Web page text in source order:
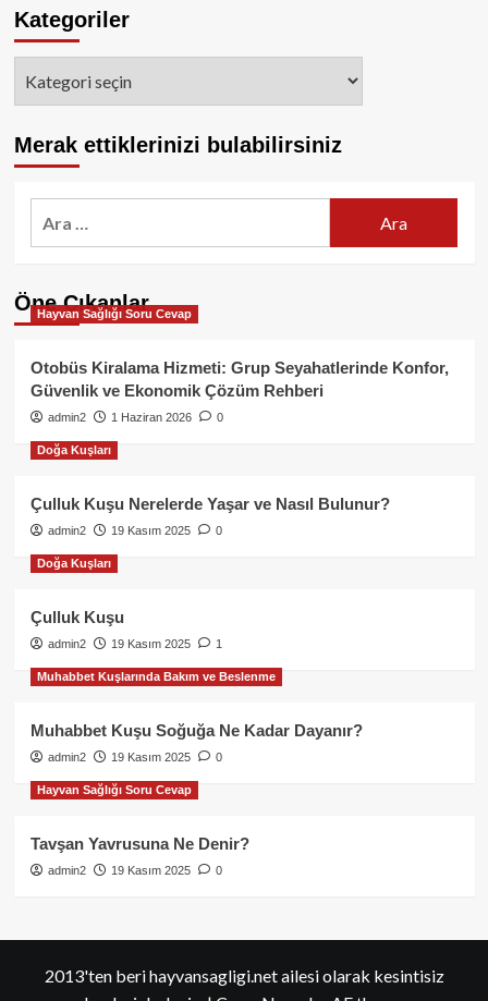
Kategoriler
Merak ettiklerinizi bulabilirsiniz
Öne Çıkanlar
Hayvan Sağlığı Soru Cevap
Otobüs Kiralama Hizmeti: Grup Seyahatlerinde Konfor,
Güvenlik ve Ekonomik Çözüm Rehberi
admin2 1 Haziran 2026 0
Doğa Kuşları
Çulluk Kuşu Nerelerde Yaşar ve Nasıl Bulunur?
admin2 19 Kasım 2025 0
Doğa Kuşları
Çulluk Kuşu
admin2 19 Kasım 2025 1
Muhabbet Kuşlarında Bakım ve Beslenme
Muhabbet Kuşu Soğuğa Ne Kadar Dayanır?
admin2 19 Kasım 2025 0
Hayvan Sağlığı Soru Cevap
Tavşan Yavrusuna Ne Denir?
admin2 19 Kasım 2025 0
2013'ten beri hayvansagligi.net ailesi olarak kesintisiz